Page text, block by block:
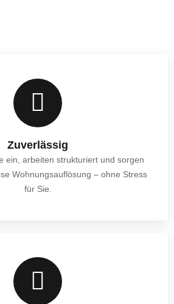
Zuverlässig
ein, arbeiten strukturiert und sorgen
Wohnungsauflösung – ohne Stress
für Sie.